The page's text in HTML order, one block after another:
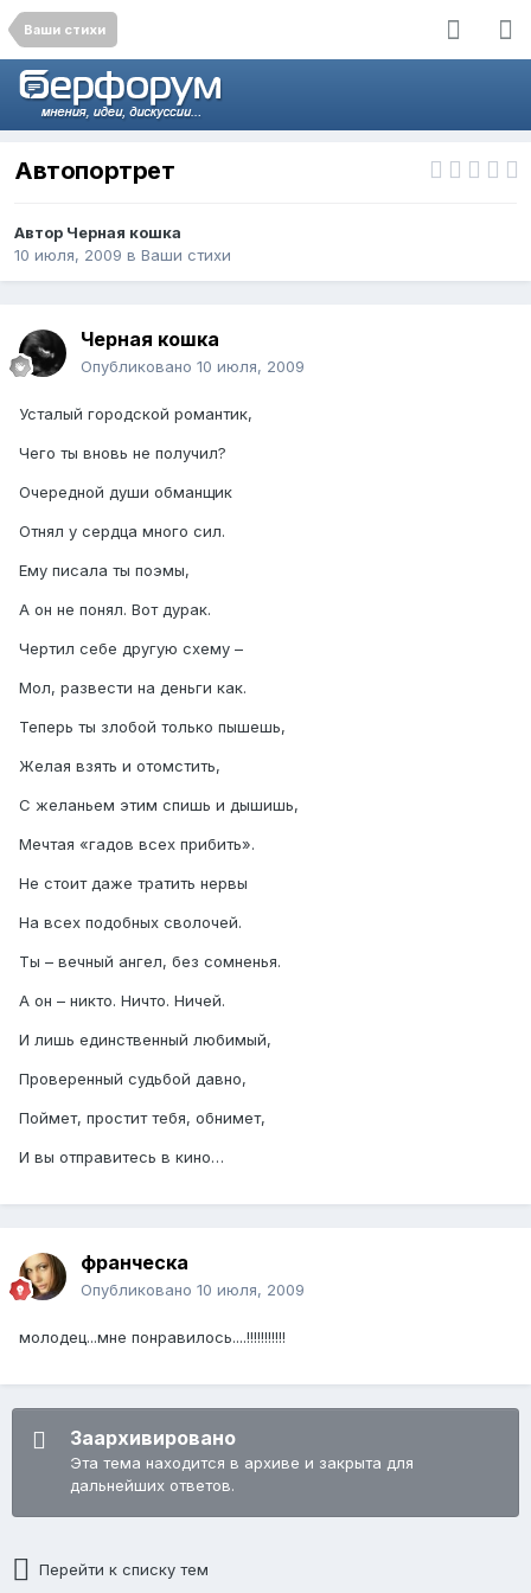
Ваши стихи
Автопортрет
Автор Черная кошка
10 июля, 2009 в Ваши стихи
Черная кошка
Опубликовано 10 июля, 2009
Усталый городской романтик,
Чего ты вновь не получил?
Очередной души обманщик
Отнял у сердца много сил.
Ему писала ты поэмы,
А он не понял. Вот дурак.
Чертил себе другую схему –
Мол, развести на деньги как.
Теперь ты злобой только пышешь,
Желая взять и отомстить,
С желаньем этим спишь и дышишь,
Мечтая «гадов всех прибить».
Не стоит даже тратить нервы
На всех подобных сволочей.
Ты – вечный ангел, без сомненья.
А он – никто. Ничто. Ничей.
И лишь единственный любимый,
Проверенный судьбой давно,
Поймет, простит тебя, обнимет,
И вы отправитесь в кино…
франческа
Опубликовано 10 июля, 2009
молодец...мне понравилось....!!!!!!!!!!!
Заархивировано
Эта тема находится в архиве и закрыта для
дальнейших ответов.
Перейти к списку тем